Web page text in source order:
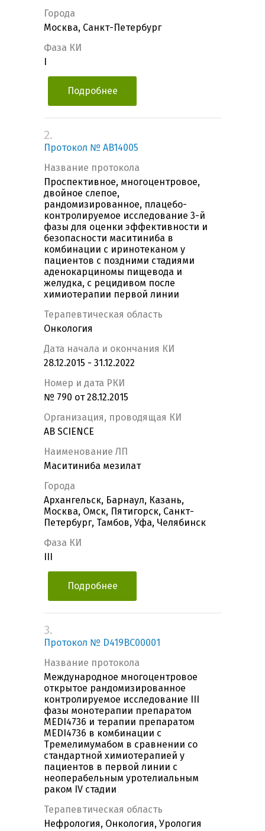
Города
Москва, Санкт-Петербург
Фаза КИ
Подробнее
2.
Протокол № AB14005
Название протокола
Проспективное, многоцентровое,
двойное слепое,
рандомизированное, плацебо-
контролируемое исследование 3-й
фазы для оценки эффективности и
безопасности маситиниба в
комбинации с иринотеканом у
пациентов с поздними стадиями
аденокарциномы пищевода и
желудка, с рецидивом после
химиотерапии первой линии
Терапевтическая область
Онкология
Дата начала и окончания КИ
28.12.2015 - 31.12.2022
Номер и дата РКИ
№ 790 от 28.12.2015
Организация, проводящая КИ
AB SCIENCE
Наименование ЛП
Маситиниба мезилат
Города
Архангельск, Барнаул, Казань,
Москва, Омск, Пятигорск, Санкт-
Петербург, Тамбов, Уфа, Челябинск
Фаза КИ
Подробнее
3.
Протокол № D419BC00001
Название протокола
Международное многоцентровое
открытое рандомизированное
контролируемое исследование III
фазы монотерапии препаратом
MEDI4736 и терапии препаратом
MEDI4736 в комбинации с
Тремелимумабом в сравнении со
стандартной химиотерапией у
пациентов в первой линии с
неоперабельным уротелиальным
раком IV стадии
Терапевтическая область
Нефрология, Онкология, Урология